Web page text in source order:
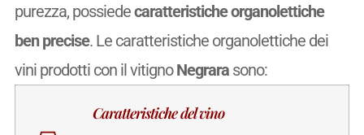
purezza, possiedecaratteristiche organolettiche
ben precise. Le caratteristiche organolettiche dei
vini prodotti con il vitignoNegrarasono:
Caratteristiche del vino